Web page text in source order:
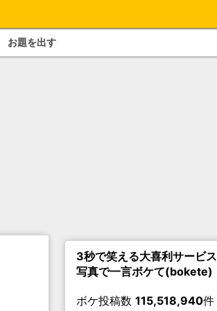
お題を出す
3秒で笑える大喜利サービス
写真で一言ボケて(bokete)
ボケ投稿数 115,518,940件